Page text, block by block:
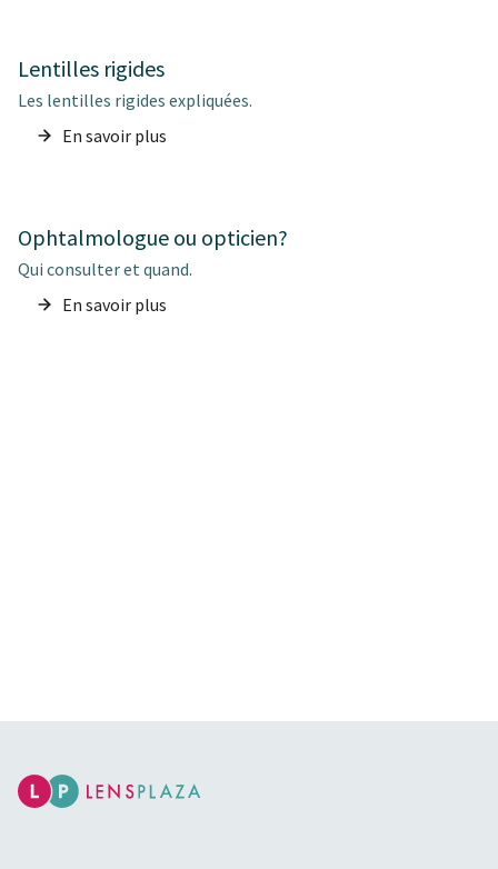
Lentilles rigides
Les lentilles rigides expliquées.
En savoir plus
Ophtalmologue ou opticien?
Qui consulter et quand.
En savoir plus